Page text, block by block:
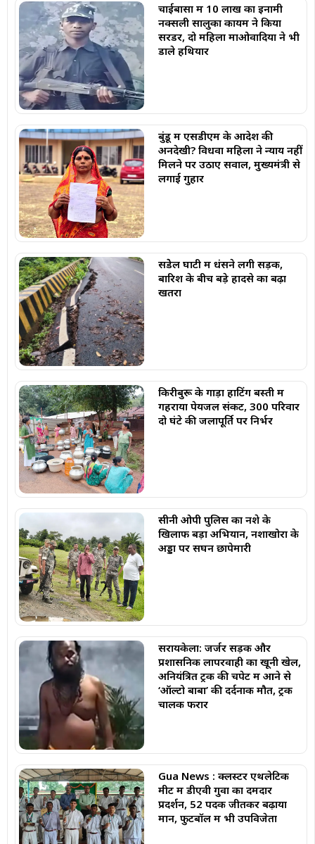
चाईबासा में 10 लाख का इनामी
नक्सली सालुका कायम ने किया
सरेंडर, दो महिला माओवादियों ने भी
डाले हथियार
बुंडू में एसडीएम के आदेश की
अनदेखी? विधवा महिला ने न्याय नहीं
मिलने पर उठाए सवाल, मुख्यमंत्री से
लगाई गुहार
सेंडेेल घाटी में धंसने लगी सड़क,
बारिश के बीच बड़े हादसे का बढ़ा
खतरा
किरीबुरू के गाड़ा हाटिंग बस्ती में
गहराया पेयजल संकट, 300 परिवार
दो घंटे की जलापूर्ति पर निर्भर
सीनी ओपी पुलिस का नशे के
खिलाफ बड़ा अभियान, नशाखोरों के
अड्डों पर सघन छापेमारी
सरायकेला: जर्जर सड़क और
प्रशासनिक लापरवाही का खूनी खेल,
अनियंत्रित ट्रक की चपेट में आने से
‘ऑल्टो बाबा’ की दर्दनाक मौत, ट्रक
चालक फरार
Gua News : क्लस्टर एथलेटिक
मीट में डीएवी गुवा का दमदार
प्रदर्शन, 52 पदक जीतकर बढ़ाया
मान, फुटबॉल में भी उपविजेता